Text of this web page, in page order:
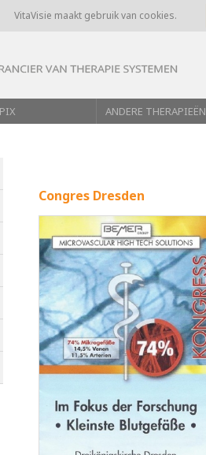
VitaVisie maakt gebruik van cookies.
ANDERE THERAPIEËN
Congres Dresden